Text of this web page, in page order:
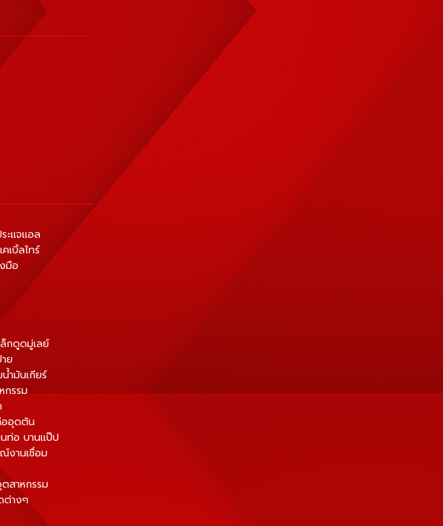
ะแจแอล
เบิ้ลไทร์
มือ
ล็กดูดมู่เลย์
ย
ำมันเกียร์
รรม
ออุดตัน
ท่อ บานแป๊ป
งานเชื่อม
สาหกรรม
ต่างๆ